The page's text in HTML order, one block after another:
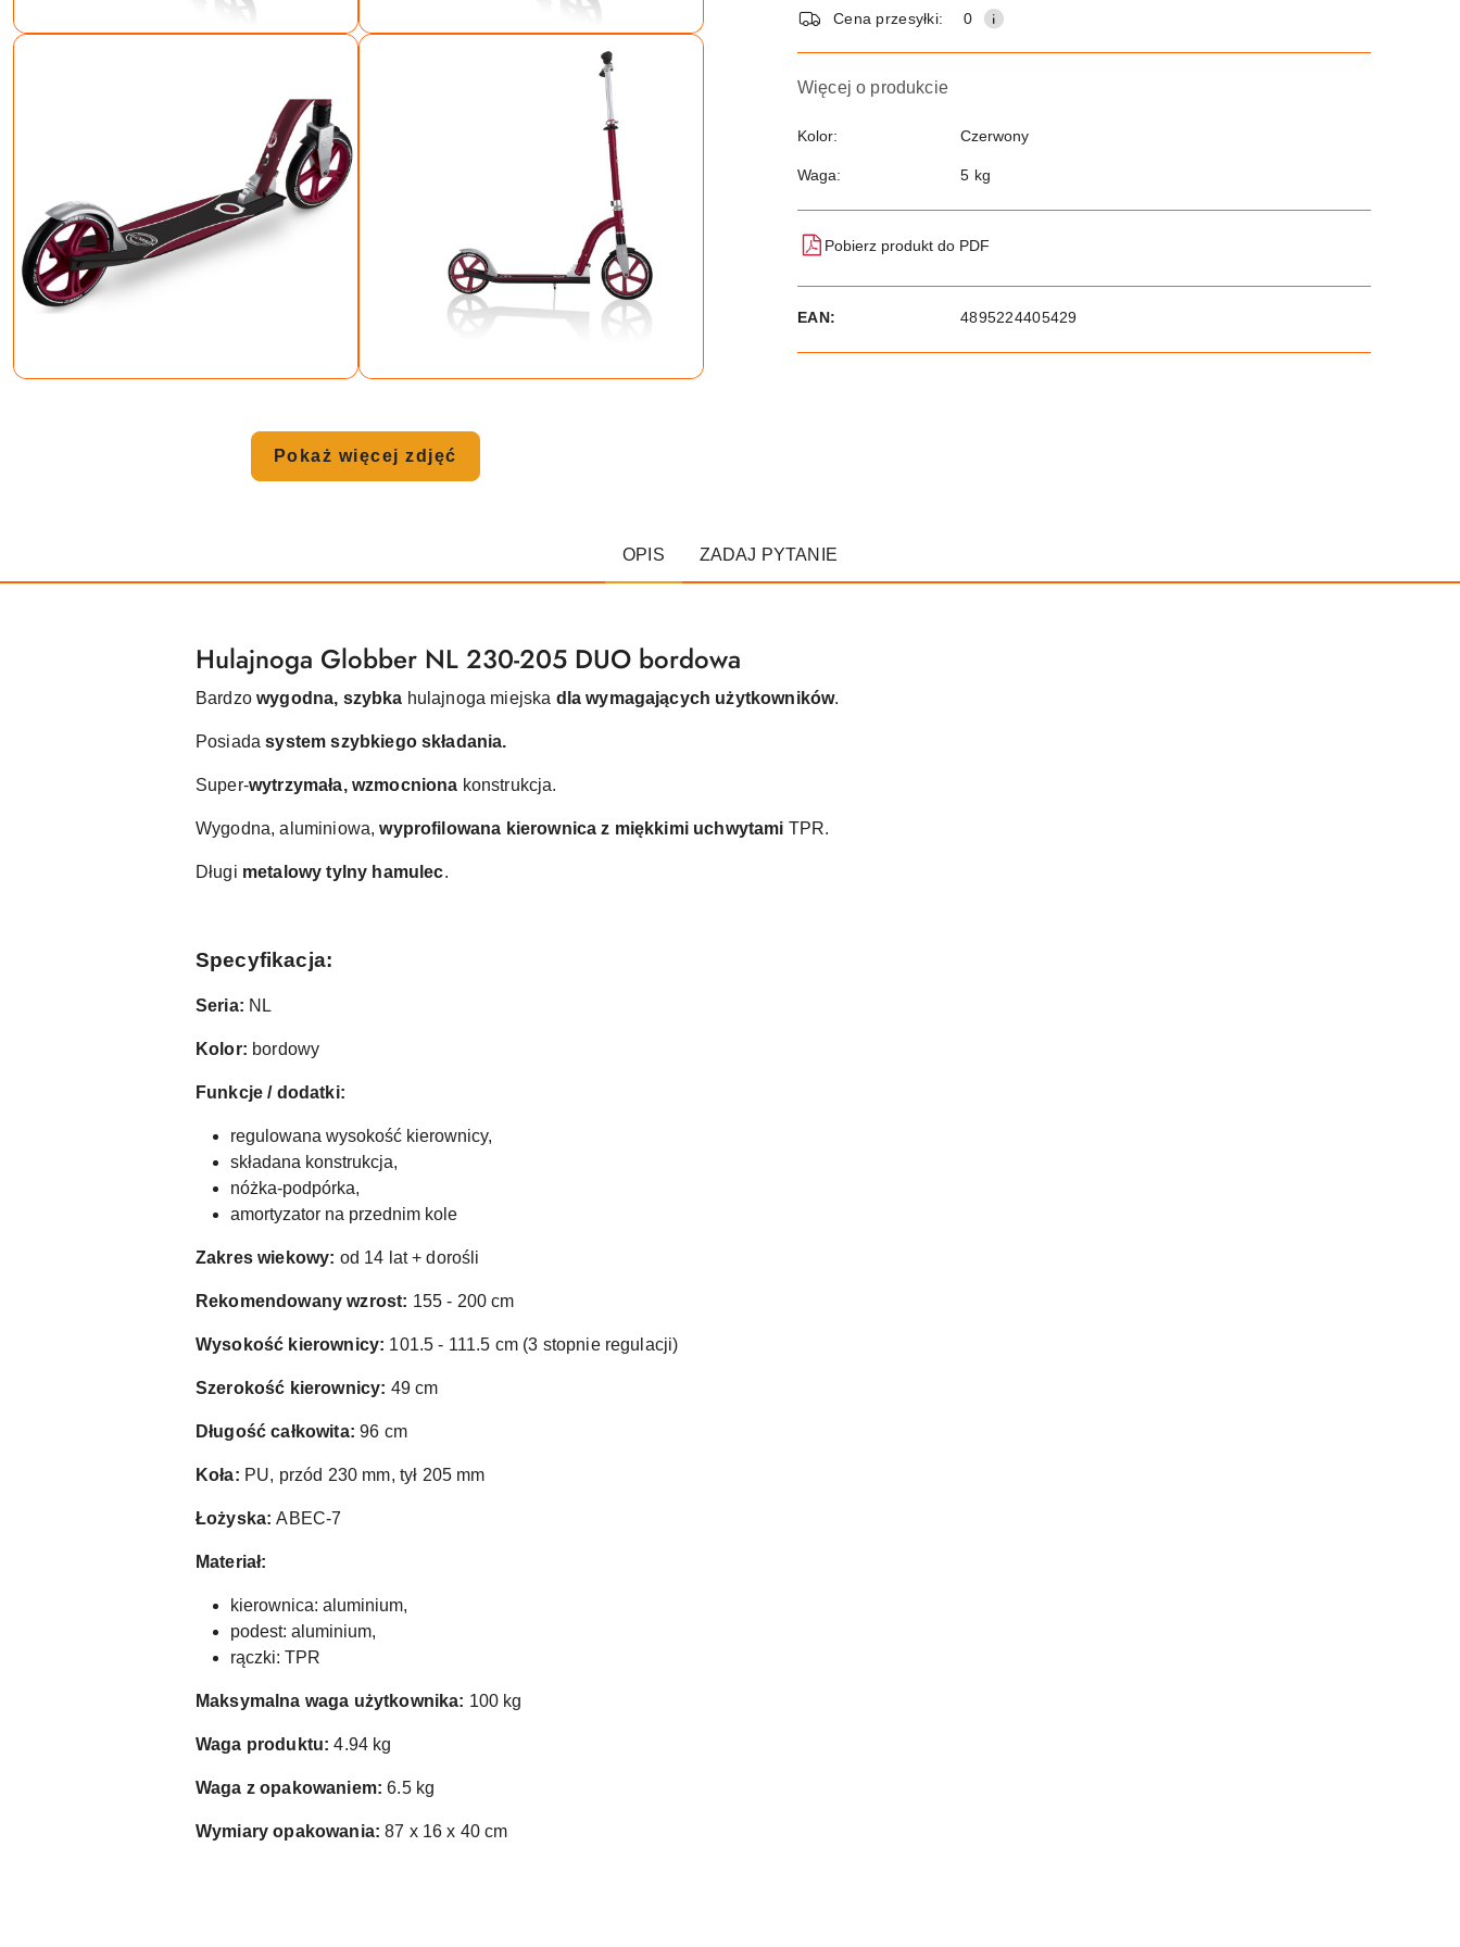
Pokaż więcej zdjęć
dostawa
Cena przesyłki: 0
Więcej o produkcie
Kolor: Czerwony
Waga: 5 kg
Pobierz produkt do PDF
EAN: 4895224405429
OPIS ZADAJ PYTANIE
Hulajnoga Globber NL 230-205 DUO bordowa
Bardzowygodna, szybka hulajnoga miejska dla wymagających użytkowników.
Posiadasystem szybkiego składania.
Super-wytrzymała, wzmocniona konstrukcja.
Wygodna, aluminiowa,wyprofilowana kierownica z miękkimi uchwytami TPR.
Długi metalowy tylny hamulec.
Specyfikacja:
Seria: NL
Kolor: bordowy
Funkcje / dodatki:
regulowana wysokość kierownicy,
składana konstrukcja,
nóżka-podpórka,
amortyzator na przednim kole
Zakres wiekowy: od 14 lat + dorośli
Rekomendowany wzrost: 155 - 200 cm
Wysokość kierownicy: 101.5 - 111.5 cm (3 stopnie regulacji)
Szerokość kierownicy: 49 cm
Długość całkowita: 96 cm
Koła: PU, przód 230 mm, tył 205 mm
Łożyska: ABEC-7
Materiał:
kierownica: aluminium,
podest: aluminium,
rączki: TPR
Maksymalna waga użytkownika: 100 kg
Waga produktu: 4.94 kg
Waga z opakowaniem: 6.5 kg
Wymiary opakowania: 87 x 16 x 40 cm